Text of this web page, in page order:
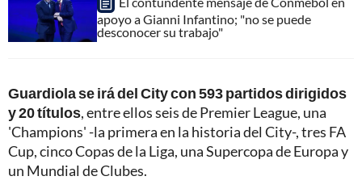
apoyo a Gianni Infantino; "no se puede
desconocer su trabajo"
Guardiola se irá del City con 593 partidos dirigidos
y 20 títulos, entre ellos seis de Premier League, una
'Champions' -la primera en la historia del City-, tres FA
Cup, cinco Copas de la Liga, una Supercopa de Europa y
un Mundial de Clubes.